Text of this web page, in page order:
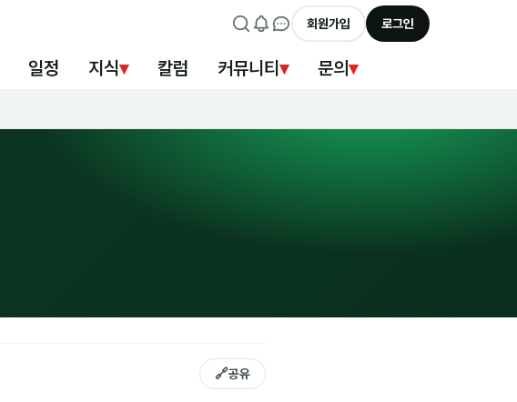
회원가입 로그인
일정 지식▾ 칼럼 커뮤니티 ▾ 문의▾
🔗공유